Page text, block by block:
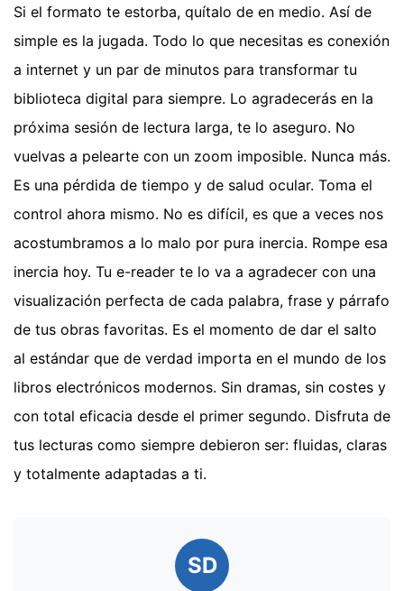
Si el formato te estorba, quítalo de en medio. Así de
simple es la jugada. Todo lo que necesitas es conexión
a internet y un par de minutos para transformar tu
biblioteca digital para siempre. Lo agradecerás en la
próxima sesión de lectura larga, te lo aseguro. No
vuelvas a pelearte con un zoom imposible. Nunca más.
Es una pérdida de tiempo y de salud ocular. Toma el
control ahora mismo. No es difícil, es que a veces nos
acostumbramos a lo malo por pura inercia. Rompe esa
inercia hoy. Tu e-reader te lo va a agradecer con una
visualización perfecta de cada palabra, frase y párrafo
de tus obras favoritas. Es el momento de dar el salto
al estándar que de verdad importa en el mundo de los
libros electrónicos modernos. Sin dramas, sin costes y
con total eficacia desde el primer segundo. Disfruta de
tus lecturas como siempre debieron ser: fluidas, claras
y totalmente adaptadas a ti.
SD